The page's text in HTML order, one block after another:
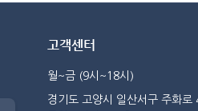
고객센터
월~금 (9시~18시)
경기도 고양시 일산서구 주화로